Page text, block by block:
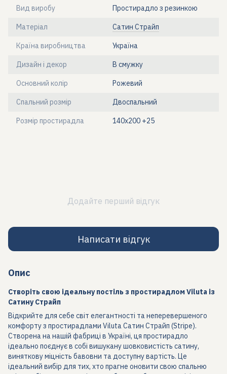
Вид виробу Простирадло з резинкою
Матеріал Сатин Страйп
Країна виробництва Україна
Дизайн і декор В смужку
Основний колір Рожевий
Спальний розмір Двоспальний
Розмір простирадла 140х200 +25
Додайте перший відгук
Написати відгук
Опис
Створіть свою ідеальну постіль з простирадлом Viluta із
Сатину Страйп
Відкрийте для себе світ елегантності та неперевершеного
комфорту з простирадлами Viluta Сатин Страйп (Stripe).
Створена на нашій фабриці в Україні, ця простирадло
ідеально поєднує в собі вишукану шовковистість сатину,
виняткову міцність бавовни та доступну вартість. Це
ідеальний вибір для тих, хто прагне оновити свою спальню